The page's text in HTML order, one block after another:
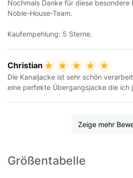
Nochmals Danke für diese
Noble-House-Team.
Kaufempehlung: 5 Sterne.
Christian
Die Kanaljacke ist sehr schön
eine perfekte Übergangsjacke die ich
Zeige mehr
Größentabelle